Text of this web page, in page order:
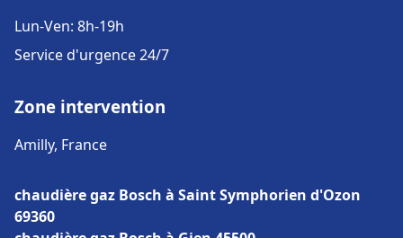
Lun-Ven: 8h-19h
Service d'urgence 24/7
Zone intervention
Amilly, France
chaudière gaz Bosch à Saint Symphorien d'Ozon
69360